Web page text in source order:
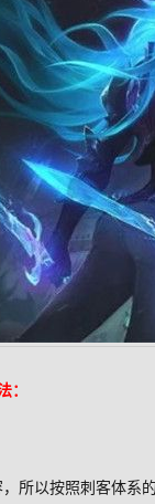
：
所以按照刺客体系